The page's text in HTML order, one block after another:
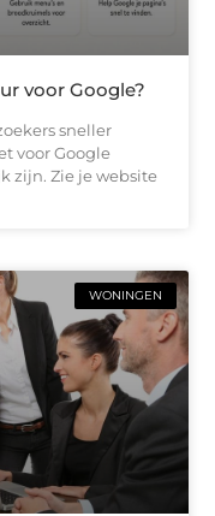
voor Google?
sneller
voor Google
zijn. Zie je website
WONINGEN